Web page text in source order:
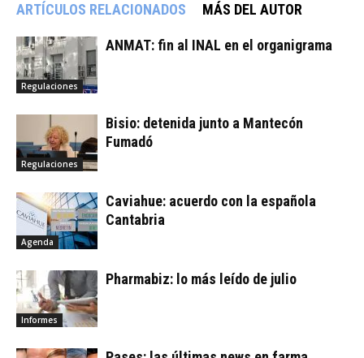
ARTÍCULOS RELACIONADOS MÁS DEL AUTOR
Regulaciones
ANMAT: fin al INAL en el organigrama
Regulaciones
Bisio: detenida junto a Mantecón
Fumadó
Agenda
Caviahue: acuerdo con la española
Cantabria
Informes
Pharmabiz: lo más leído de julio